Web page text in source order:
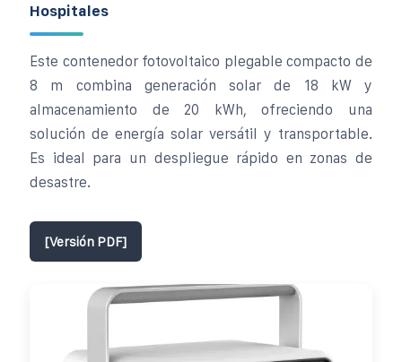
Hospitales
Este contenedor fotovoltaico plegable compacto de
8 m combina generación solar de 18 kW y
almacenamiento de 20 kWh, ofreciendo una
solución de energía solar versátil y transportable.
Es ideal para un despliegue rápido en zonas de
desastre.
[Versión PDF]